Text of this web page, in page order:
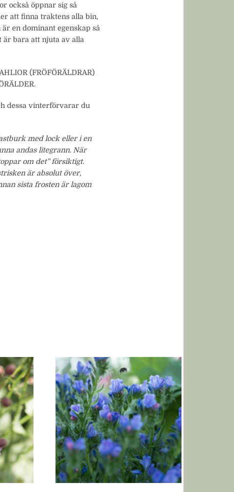
också öppnar sig så
att finna traktens alla bin,
en dominant egenskap så
är bara att njuta av alla
(FRÖFÖRÄLDRAR)
dessa vinterförvarar du
med lock eller i en
andas litegrann. När
om det” försiktigt.
är absolut över,
sista frosten är lagom